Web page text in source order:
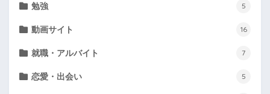
勉強 5
動画サイト 16
就職・アルバイト 7
恋愛・出会い 5